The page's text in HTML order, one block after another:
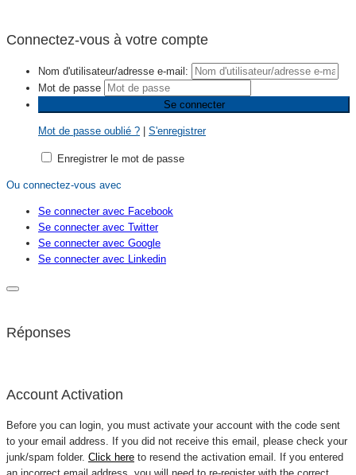
Connectez-vous à votre compte
Nom d'utilisateur/adresse e-mail:
Mot de passe
Mot de passe oublié ? S'enregistrer
Enregistrer le mot de passe
Ou connectez-vous avec
Se connecter avec Facebook
Se connecter avec Twitter
Se connecter avec Google
Se connecter avec Linkedin
Réponses
Account Activation
Before you can login, you must activate your account with the code sent
to your email address. If you did not receive this email, please check your
junk/spam folder. Click here to resend the activation email. If you entered